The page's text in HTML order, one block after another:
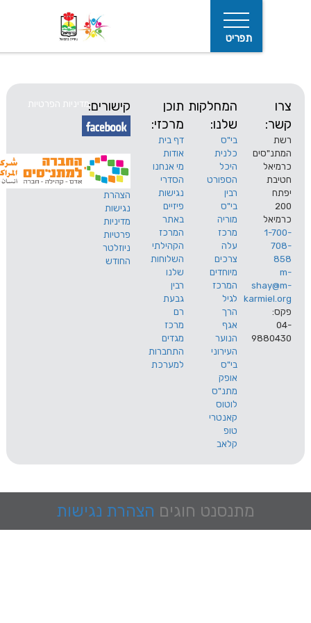
המחלקות
שלנו:
בי"ס
כלנית
היכל
הספורט
רבין
בי"ס
מוריה
מרכז
עלה
צרכים
מיוחדים
המרכז
לגיל
הרך
אגף
הנוער
תוכן
מרכזי:
דף בית
אודות
מי אנחנו
הסדרי
נגישות
פיזיים
באתר
המרכז
הקהילתי
השלוחות
שלנו
רבין
גבעת
רם
מרכז
מגדים
התחברות
למערכת
קישורים:
הצהרת
נגישות
מדיניות
פרטיות
ניוזלטר
החודש
מדיניות הפרטיות
מתנסנט חוגים הצהרת נגישות